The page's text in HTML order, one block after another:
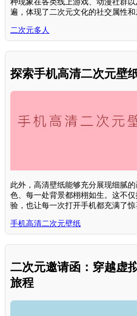
遍，体现了二次元文化的社交属性
二次元多人
探索手机高清二次元壁
此外，高清壁纸能够充分展现细腻
色、每一处背景都栩栩如生。这不
验，也让每一次打开手机都充满了惊
手机高清二次元壁纸
二次元邀请函：穿越虚
旅程